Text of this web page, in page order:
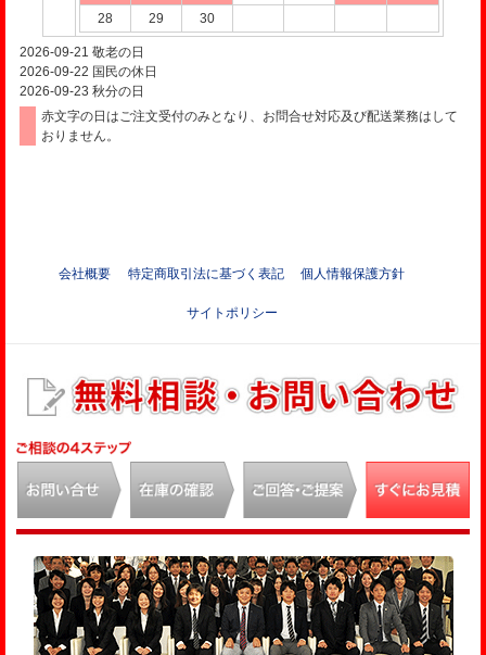
28
29 30
2026-09-21 敬老の日
2026-09-22 国民の休日
2026-09-23 秋分の日
赤文字の日はご注文受付のみとなり、お問合せ対応及び配送業務はして
おりません。
会社概要 特定商取引法に基づく表記 個人情報保護方針
サイトポリシー